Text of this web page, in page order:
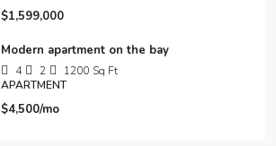
$1,599,000
Modern apartment on the bay
4 2 1200 Sq Ft
APARTMENT
$4,500/mo